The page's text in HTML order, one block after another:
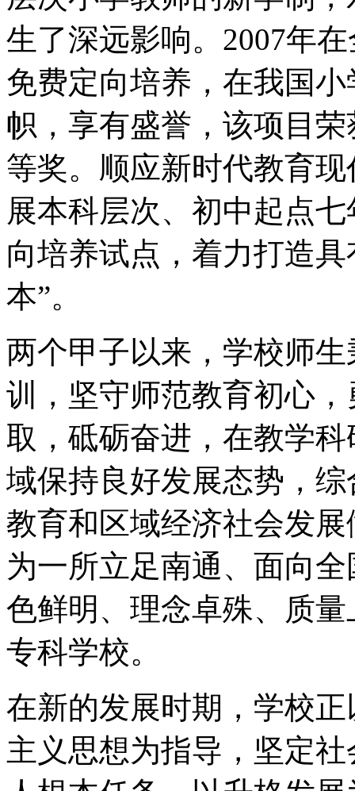
生了深远影响。2007年
免费定向培养，在我国
帜，享有盛誉，该项目
等奖。顺应新时代教育
展本科层次、初中起点
向培养试点，着力打造
本”。
两个甲子以来，学校师
训，坚守师范教育初心
取，砥砺奋进，在教学
域保持良好发展态势，
教育和区域经济社会发
为一所立足南通、面向
色鲜明、理念卓殊、质
专科学校。
在新的发展时期，学校
主义思想为指导，坚定